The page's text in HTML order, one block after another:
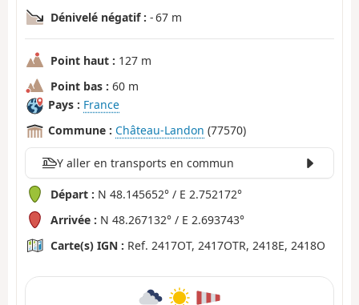
Dénivelé négatif : - 67 m
Point haut : 127 m
Point bas : 60 m
Pays : France
Commune : Château-Landon (77570)
Y aller en transports en commun
Départ : N 48.145652° / E 2.752172°
Arrivée : N 48.267132° / E 2.693743°
Carte(s) IGN : Ref. 2417OT, 2417OTR, 2418E, 2418O